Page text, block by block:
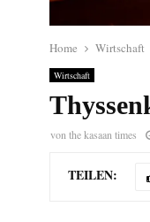
Home Wirtschaft
Wirtschaft
von the kasaan times
TEILEN: